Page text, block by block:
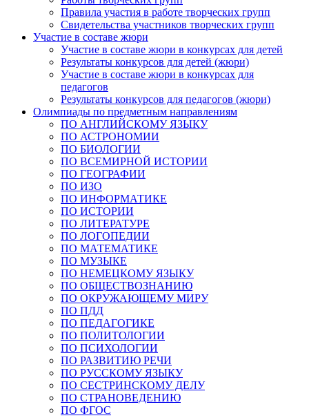
Правила участия в работе творческих групп
Свидетельства участников творческих групп
Участие в составе жюри
Участие в составе жюри в конкурсах для детей
Результаты конкурсов для детей (жюри)
Участие в составе жюри в конкурсах для
педагогов
Результаты конкурсов для педагогов (жюри)
Олимпиады по предметным направлениям
ПО АНГЛИЙСКОМУ ЯЗЫКУ
ПО АСТРОНОМИИ
ПО БИОЛОГИИ
ПО ВСЕМИРНОЙ ИСТОРИИ
ПО ГЕОГРАФИИ
ПО ИЗО
ПО ИНФОРМАТИКЕ
ПО ИСТОРИИ
ПО ЛИТЕРАТУРЕ
ПО ЛОГОПЕДИИ
ПО МАТЕМАТИКЕ
ПО МУЗЫКЕ
ПО НЕМЕЦКОМУ ЯЗЫКУ
ПО ОБЩЕСТВОЗНАНИЮ
ПО ОКРУЖАЮЩЕМУ МИРУ
ПО ПДД
ПО ПЕДАГОГИКЕ
ПО ПОЛИТОЛОГИИ
ПО ПСИХОЛОГИИ
ПО РАЗВИТИЮ РЕЧИ
ПО РУССКОМУ ЯЗЫКУ
ПО СЕСТРИНСКОМУ ДЕЛУ
ПО СТРАНОВЕДЕНИЮ
ПО ФГОС